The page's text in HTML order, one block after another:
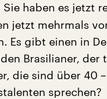
Sie haben es jetzt
jetzt mehrmals
Es gibt einen in
Brasilianer,
die sind über 40
sprechen?